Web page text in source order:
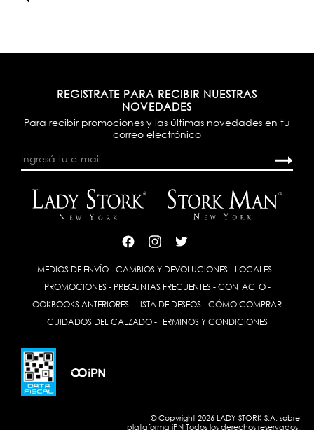
REGISTRATE PARA RECIBIR NUESTRAS
NOVEDADES
Para recibir promociones y las últimas novedades en tu
correo electrónico
MEDIOS DE ENVÍO - CAMBIOS Y DEVOLUCIONES - LOCALES -
PROMOCIONES- PREGUNTAS FRECUENTES- CONTACTO-
LOOKBOOKS ANTERIORES- LISTA DE DESEOS- CÓMO COMPRAR-
CUIDADOS DEL CALZADO- TÉRMINOS Y CONDICIONES
© Copyright 2026 LADY STORK S.A. sobre
plataforma iPN Todos los derechos reservados.